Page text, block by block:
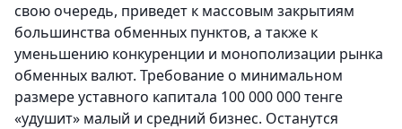
свою очередь, приведет к массовым закрытиям
большинства обменных пунктов, а также к
уменьшению конкуренции и монополизации рынка
обменных валют. Требование о минимальном
размере уставного капитала 100 000 000 тенге
«удушит» малый и средний бизнес. Останутся